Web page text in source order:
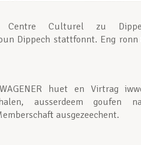
Culturel zu
Dippech stattfonnt. Eng ronn
huet en Virtrag
ausserdeem goufen
ausgezeechent.